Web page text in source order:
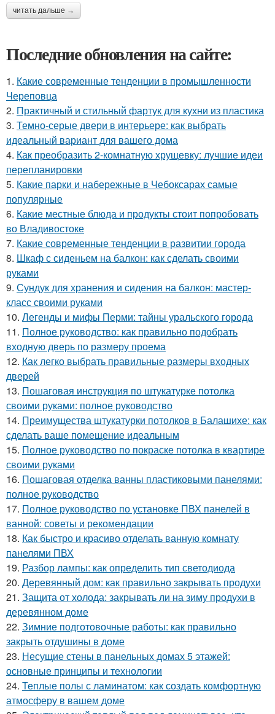
читать дальше →
Последние обновления на сайте:
1. Какие современные тенденции в промышленности
Череповца
2. Практичный и стильный фартук для кухни из пластика
3. Темно-серые двери в интерьере: как выбрать
идеальный вариант для вашего дома
4. Как преобразить 2-комнатную хрущевку: лучшие идеи
перепланировки
5. Какие парки и набережные в Чебоксарах самые
популярные
6. Какие местные блюда и продукты стоит попробовать
во Владивостоке
7. Какие современные тенденции в развитии города
8. Шкаф с сиденьем на балкон: как сделать своими
руками
9. Сундук для хранения и сидения на балкон: мастер-
класс своими руками
10. Легенды и мифы Перми: тайны уральского города
11. Полное руководство: как правильно подобрать
входную дверь по размеру проема
12. Как легко выбрать правильные размеры входных
дверей
13. Пошаговая инструкция по штукатурке потолка
своими руками: полное руководство
14. Преимущества штукатурки потолков в Балашихе: как
сделать ваше помещение идеальным
15. Полное руководство по покраске потолка в квартире
своими руками
16. Пошаговая отделка ванны пластиковыми панелями:
полное руководство
17. Полное руководство по установке ПВХ панелей в
ванной: советы и рекомендации
18. Как быстро и красиво отделать ванную комнату
панелями ПВХ
19. Разбор лампы: как определить тип светодиода
20. Деревянный дом: как правильно закрывать продухи
21. Защита от холода: закрывать ли на зиму продухи в
деревянном доме
22. Зимние подготовочные работы: как правильно
закрыть отдушины в доме
23. Несущие стены в панельных домах 5 этажей:
основные принципы и технологии
24. Теплые полы с ламинатом: как создать комфортную
атмосферу в вашем доме